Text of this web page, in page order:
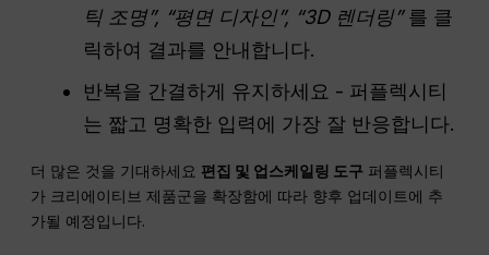
틱 조명”, “평면 디자인”, “3D 렌더링”를 클
릭하여 결과를 안내합니다.
반복을 간결하게 유지하세요 - 퍼플렉시티
는 짧고 명확한 입력에 가장 잘 반응합니다.
더 많은 것을 기대하세요 편집 및 업스케일링 도구 퍼플렉시티
가 크리에이티브 제품군을 확장함에 따라 향후 업데이트에 추
가될 예정입니다.